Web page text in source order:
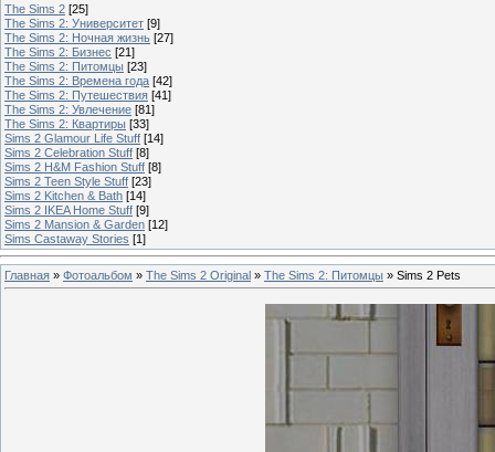
The Sims 2 [25]
The Sims 2: Университет [9]
The Sims 2: Ночная жизнь [27]
The Sims 2: Бизнес [21]
The Sims 2: Питомцы [23]
The Sims 2: Времена года [42]
The Sims 2: Путешествия [41]
The Sims 2: Увлечение [81]
The Sims 2: Квартиры [33]
Sims 2 Glamour Life Stuff [14]
Sims 2 Celebration Stuff [8]
Sims 2 H&M Fashion Stuff [8]
Sims 2 Teen Style Stuff [23]
Sims 2 Kitchen & Bath [14]
Sims 2 IKEA Home Stuff [9]
Sims 2 Mansion & Garden [12]
Sims Castaway Stories [1]
Главная » Фотоальбом » The Sims 2 Original » The Sims 2: Питомцы » Sims 2 Pets